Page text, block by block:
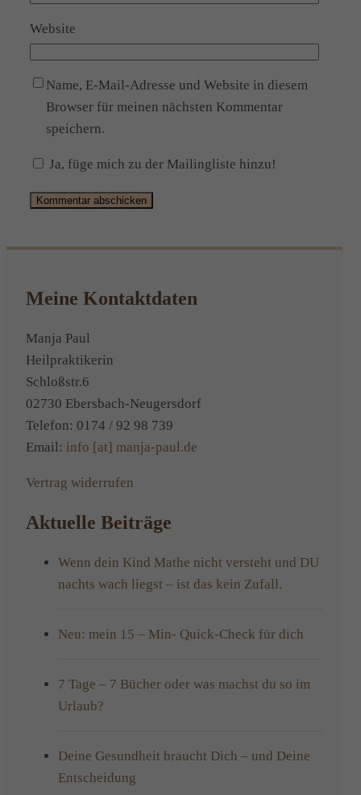
Website
Name, E-Mail-Adresse und Website in diesem
Browser für meinen nächsten Kommentar
speichern.
Ja, füge mich zu der Mailingliste hinzu!
Meine Kontaktdaten
Manja Paul
Heilpraktikerin
Schloßstr.6
02730 Ebersbach-Neugersdorf
Telefon: 0174 / 92 98 739
Email: info [at] manja-paul.de
Vertrag widerrufen
Aktuelle Beiträge
Wenn dein Kind Mathe nicht versteht und DU
nachts wach liegst – ist das kein Zufall.
Neu: mein 15 – Min- Quick-Check für dich
7 Tage – 7 Bücher oder was machst du so im
Urlaub?
Deine Gesundheit braucht Dich – und Deine
Entscheidung